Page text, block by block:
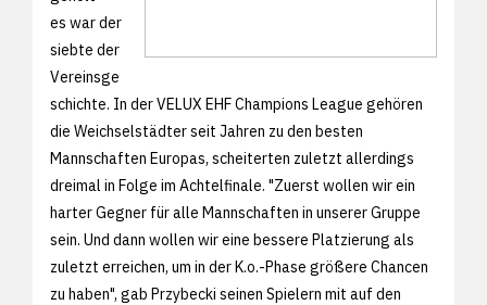
es war der
siebte der
Vereinsge
schichte. In der VELUX EHF Champions League gehören
die Weichselstädter seit Jahren zu den besten
Mannschaften Europas, scheiterten zuletzt allerdings
dreimal in Folge im Achtelfinale. "Zuerst wollen wir ein
harter Gegner für alle Mannschaften in unserer Gruppe
sein. Und dann wollen wir eine bessere Platzierung als
zuletzt erreichen, um in der K.o.-Phase größere Chancen
zu haben", gab Przybecki seinen Spielern mit auf den